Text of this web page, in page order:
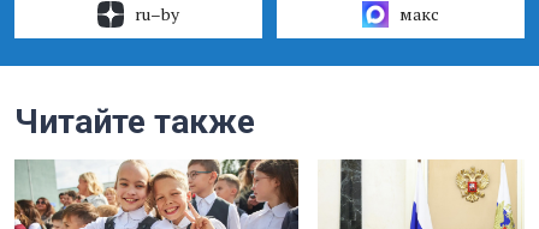
ru–by макс
Читайте также